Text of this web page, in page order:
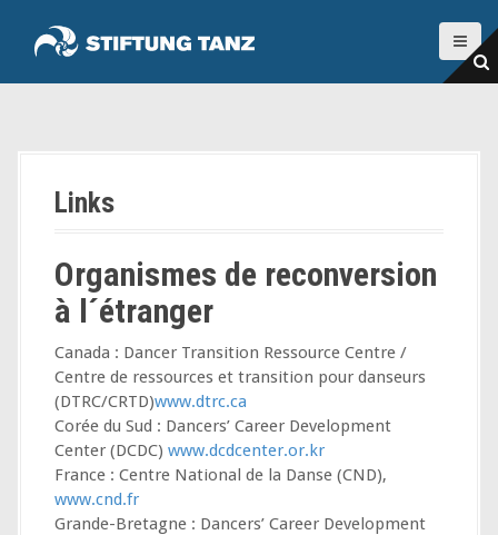
e
Links
Organismes de reconversion
à l´étranger
Canada : Dancer Transition Ressource Centre /
Centre de ressources et transition pour danseurs
(DTRC/CRTD)www.dtrc.ca
Corée du Sud : Dancers’ Career Development
Center (DCDC) www.dcdcenter.or.kr
France : Centre National de la Danse (CND),
www.cnd.fr
Grande-Bretagne : Dancers’ Career Development